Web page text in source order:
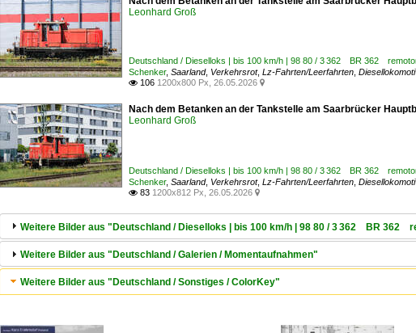
Leonhard Groß
Deutschland / Dieselloks | bis 100 km/h | 98 80 / 3 362 BR 362
Schenker, Saarland, Verkehrsrot, Lz-Fahrten/Leerfahrten
 106 1200x800 Px, 26.05.2026 
Nach dem Betanken an der Tankstelle am Saarbrücker
Leonhard Groß
Deutschland / Dieselloks | bis 100 km/h | 98 80 / 3 362 BR 362
Schenker, Saarland, Verkehrsrot, Lz-Fahrten/Leerfahrten
 83 1200x812 Px, 26.05.2026 
Weitere Bilder aus "Deutschland / Dieselloks | bis 100 km/h | 98 80 / 3 362 BR 362
Weitere Bilder aus "Deutschland / Galerien / Momentaufnahmen"
Weitere Bilder aus "Deutschland / Sonstiges / ColorKey"